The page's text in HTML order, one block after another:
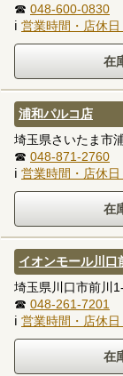
☎ 048-600-0830
ℹ 営業時間・店休
浦和パルコ店
埼玉県さいたま市
☎ 048-871-2760
ℹ 営業時間・店休
イオンモール川口
埼玉県川口市前川
☎ 048-261-7201
ℹ 営業時間・店休